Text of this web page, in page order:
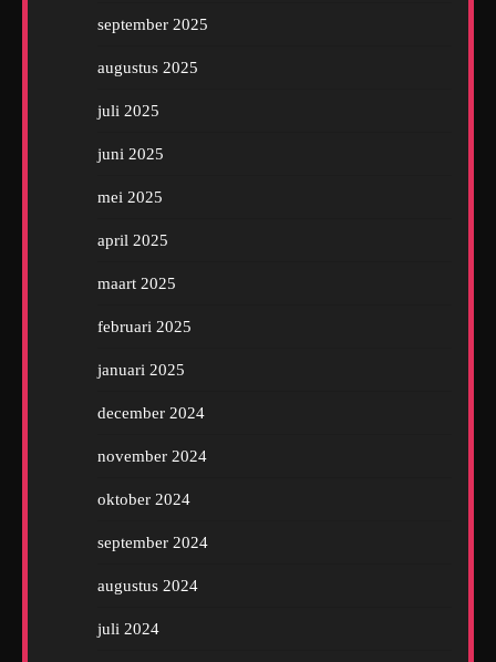
september 2025
augustus 2025
juli 2025
juni 2025
mei 2025
april 2025
maart 2025
februari 2025
januari 2025
december 2024
november 2024
oktober 2024
september 2024
augustus 2024
juli 2024